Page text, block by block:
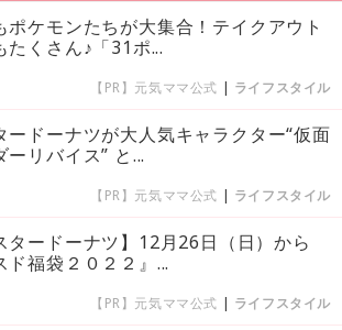
ポケモンたちが大集合！テイクアウト
たくさん♪「31ポ...
【PR】元気ママ公式 | ライフスタイル
ードーナツが大人気キャラクター“仮面
ーリバイス” と...
【PR】元気ママ公式 | ライフスタイル
タードーナツ】12月26日（日）から
ド福袋２０２２』...
【PR】元気ママ公式 | ライフスタイル